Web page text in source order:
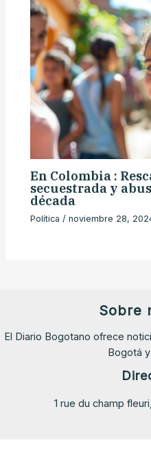
En Colombia :
secuestrada y
década
Política /noviembre 28,
Sobre
El Diario Bogotano ofrece
Bogotá
1 rue du champ